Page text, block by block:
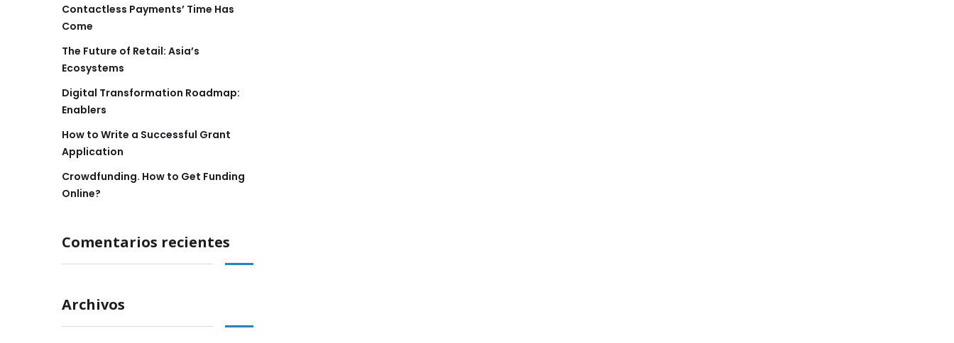
Contactless Payments’ Time Has
Come
The Future of Retail: Asia’s
Ecosystems
Digital Transformation Roadmap:
Enablers
How to Write a Successful Grant
Application
Crowdfunding. How to Get Funding
Online?
Comentarios recientes
Archivos